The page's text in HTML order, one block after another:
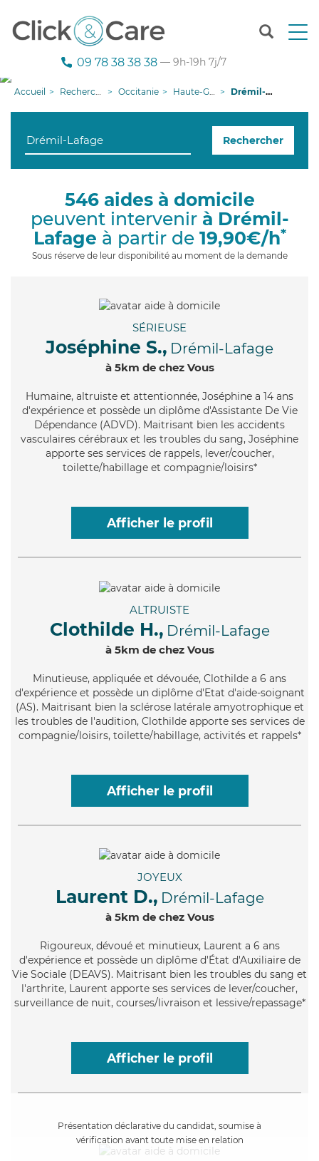
T
n
g
09 78 38 38 38 — 9h-19h 7j/7
Accueil Recherche aide à domicile Occitanie Haute-Garonne Drémil-Lafage
Rechercher
546 aides à domicile
peuvent intervenir à Drémil-
Lafage à partir de 19,90€/h*
Sous réserve de leur disponibilité au moment de la demande
SÉRIEUSE
Joséphine S., Drémil-Lafage
à 5km de chez Vous
Humaine, altruiste et attentionnée, Joséphine a 14 ans
d'expérience et possède un diplôme d'Assistante De Vie
Dépendance (ADVD). Maitrisant bien les accidents
vasculaires cérébraux et les troubles du sang, Joséphine
apporte ses services de rappels, lever/coucher,
toilette/habillage et compagnie/loisirs*
Afficher le profil
ALTRUISTE
Clothilde H., Drémil-Lafage
à 5km de chez Vous
Minutieuse, appliquée et dévouée, Clothilde a 6 ans
d'expérience et possède un diplôme d'Etat d'aide-soignant
(AS). Maitrisant bien la sclérose latérale amyotrophique et
les troubles de l'audition, Clothilde apporte ses services de
compagnie/loisirs, toilette/habillage, activités et rappels*
Afficher le profil
JOYEUX
Laurent D., Drémil-Lafage
à 5km de chez Vous
Rigoureux, dévoué et minutieux, Laurent a 6 ans
d'expérience et possède un diplôme d'État d'Auxiliaire de
Vie Sociale (DEAVS). Maitrisant bien les troubles du sang et
l'arthrite, Laurent apporte ses services de lever/coucher,
surveillance de nuit, courses/livraison et lessive/repassage*
Afficher le profil
Présentation déclarative du candidat, soumise à
vérification avant toute mise en relation